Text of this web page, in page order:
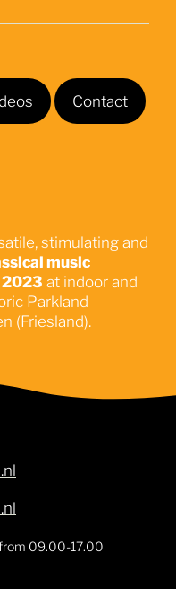
Contact
stimulating and
music
at indoor and
Parkland
(Friesland).
09.00-17.00